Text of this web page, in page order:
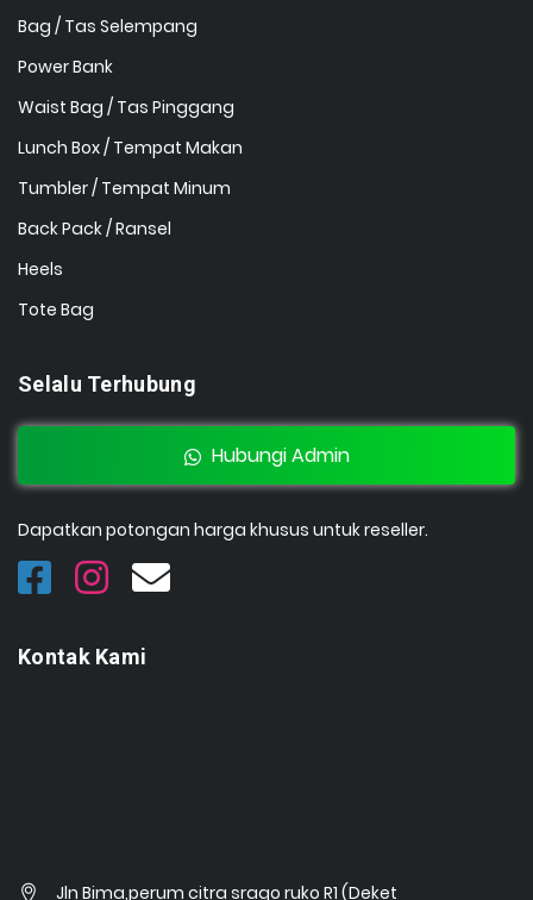
Bag / Tas Selempang
Power Bank
Waist Bag / Tas Pinggang
Lunch Box / Tempat Makan
Tumbler / Tempat Minum
Back Pack / Ransel
Heels
Tote Bag
Selalu Terhubung
Hubungi Admin
Dapatkan potongan harga khusus untuk reseller.
Kontak Kami
Jln Bima,perum citra srago ruko R1 (Deket